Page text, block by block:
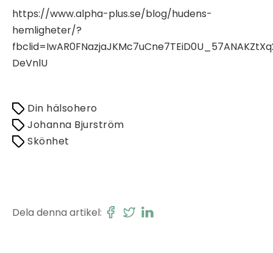
https://www.alpha-plus.se/blog/hudens-
hemligheter/?
DeVnlU
Din hälsohero
Johanna Bjurström
Skönhet
Dela denna artikel: